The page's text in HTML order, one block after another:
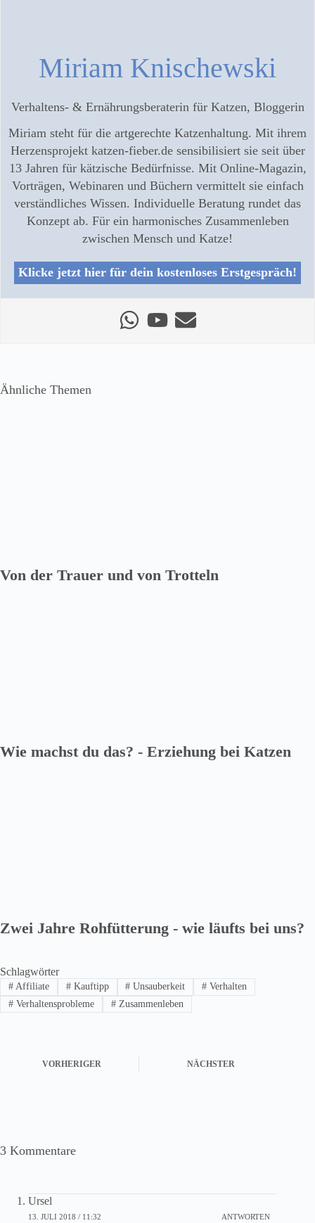
Miriam Knischewski
Verhaltens- & Ernährungsberaterin für Katzen, Bloggerin
Miriam steht für die artgerechte Katzenhaltung. Mit ihrem
Herzensprojekt katzen-fieber.de sensibilisiert sie seit über
13 Jahren für kätzische Bedürfnisse. Mit Online-Magazin,
Vorträgen, Webinaren und Büchern vermittelt sie einfach
verständliches Wissen. Individuelle Beratung rundet das
Konzept ab. Für ein harmonisches Zusammenleben
zwischen Mensch und Katze!
Klicke jetzt hier für dein kostenloses Erstgespräch!
Ähnliche Themen
Von der Trauer und von Trotteln
Wie machst du das? - Erziehung bei Katzen
Zwei Jahre Rohfütterung - wie läufts bei uns?
Schlagwörter
#Affiliate #Kauftipp # Unsauberkeit # Verhalten
#Verhaltensprobleme #Zusammenleben
VORHERIGER NÄCHSTER
3 Kommentare
Ursel
13. JULI 2018 / 11:32 ANTWORTEN